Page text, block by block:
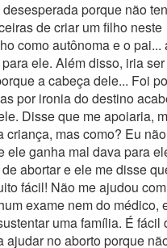
porque não
de criar um filho neste
como autônoma e o pai...
ele. Além disso, iria
a cabeça dele... Foi
por ironia do destino
Disse que me apoiaria,
criança, mas como? Eu
ele ganha mal dava para
abortar e ele me disse
fácil! Não me ajudou
exame nem do médico,
uma família. É fácil
ajudar no aborto porque